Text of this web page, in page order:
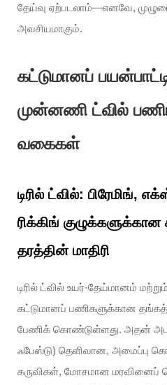
தேய்வு ஏற்படலாம்—எனவே,
அவசியமாகும்.
கட்டுமானப்
முன்னணி ட்வில்
வகைகள்
டிரில் ட்வில்: பிரேமிங்,
ரிக்கிங்
தரத்தின் மாதிரி
டிரில் ட்வில் உயர்-தேய்மானம்
கட்டுமானப் பணிகளுக்கான
பேணிக் கொண்டுள்ளது. அதன்
ஃபேஸ்டு) தெளிவான, அமைப்பு
கருவிகள், மோசமான மரவினைப்